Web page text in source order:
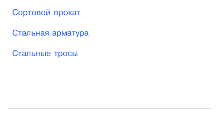
Сортовой прокат
Стальная арматура
Стальные тросы